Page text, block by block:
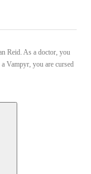
Reid. As a doctor, you
Vampyr, you are cursed